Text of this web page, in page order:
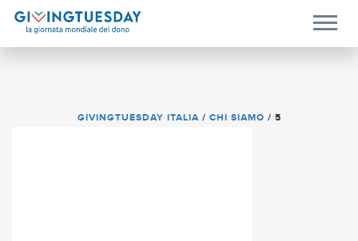
GIVINGTUESDAY ITALIA / CHI SIAMO / 5